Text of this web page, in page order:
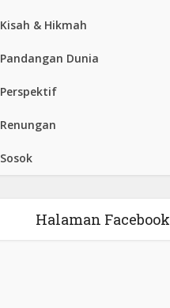
Kisah & Hikmah
Pandangan Dunia
Perspektif
Renungan
Sosok
Halaman Facebook